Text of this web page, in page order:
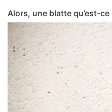
Alors, une blatte qu’est-ce